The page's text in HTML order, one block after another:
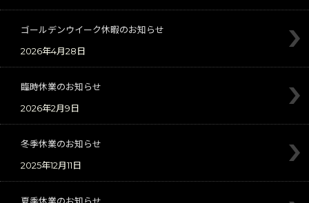
ゴールデンウイーク休暇のお知らせ
2026年4月28日
臨時休業のお知らせ
2026年2月9日
冬季休業のお知らせ
2025年12月11日
夏季休業のお知らせ